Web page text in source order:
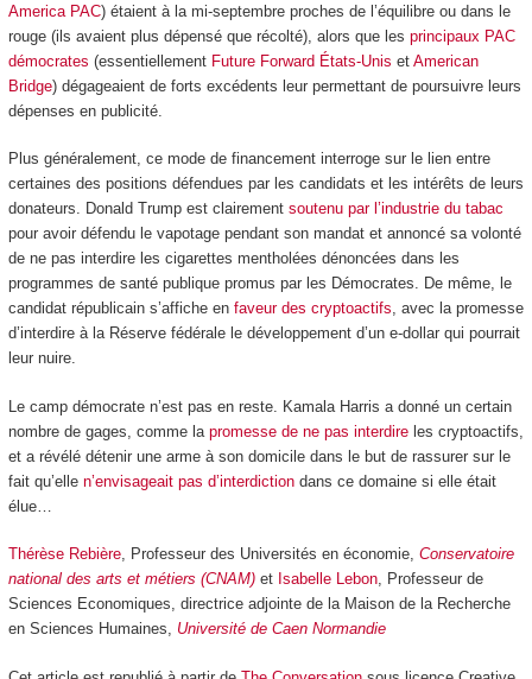
America PAC) étaient à la mi-septembre proches de l’équilibre ou dans le
rouge (ils avaient plus dépensé que récolté), alors que les principaux PAC
démocrates (essentiellement Future Forward États-Unis et American
Bridge) dégageaient de forts excédents leur permettant de poursuivre leurs
dépenses en publicité.
Plus généralement, ce mode de financement interroge sur le lien entre
certaines des positions défendues par les candidats et les intérêts de leurs
donateurs. Donald Trump est clairement soutenu par l’industrie du tabac
pour avoir défendu le vapotage pendant son mandat et annoncé sa volonté
de ne pas interdire les cigarettes mentholées dénoncées dans les
programmes de santé publique promus par les Démocrates. De même, le
candidat républicain s’affiche en faveur des cryptoactifs, avec la promesse
d’interdire à la Réserve fédérale le développement d’un e-dollar qui pourrait
leur nuire.
Le camp démocrate n’est pas en reste. Kamala Harris a donné un certain
nombre de gages, comme la promesse de ne pas interdireles cryptoactifs,
et a révélé détenir une arme à son domicile dans le but de rassurer sur le
fait qu’elle n’envisageait pas d’interdictiondans ce domaine si elle était
élue…
Thérèse Rebière, Professeur des Universités en économie, Conservatoire
national des arts et métiers (CNAM)et Isabelle Lebon, Professeur de
Sciences Economiques, directrice adjointe de la Maison de la Recherche
en Sciences Humaines, Université de Caen Normandie